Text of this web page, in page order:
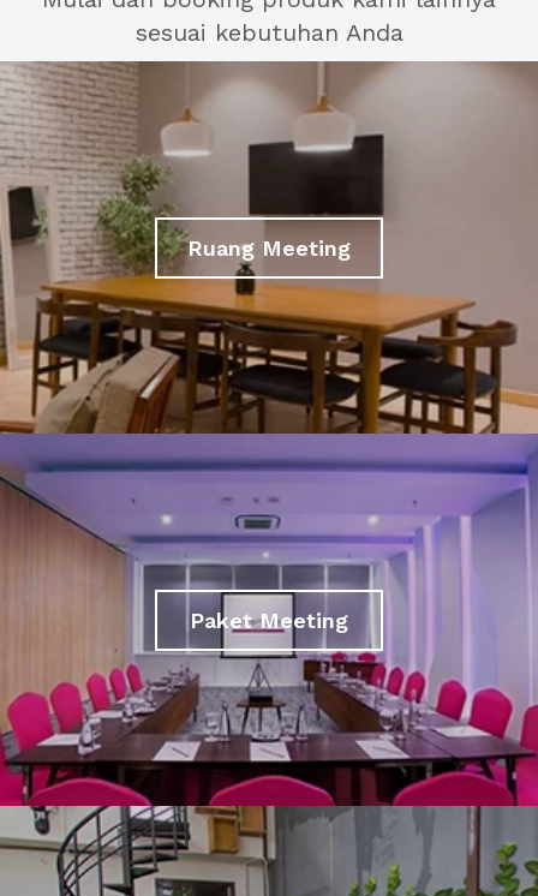
sesuai kebutuhan Anda
Ruang Meeting
Paket Meeting